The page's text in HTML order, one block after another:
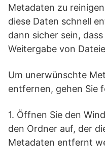
Metadaten zu
diese Daten schnell
dann sicher sein,
Weitergabe von
Um unerwünschte
entfernen, gehen Sie
1. Öffnen Sie den
den Ordner auf, der
Metadaten entfernt